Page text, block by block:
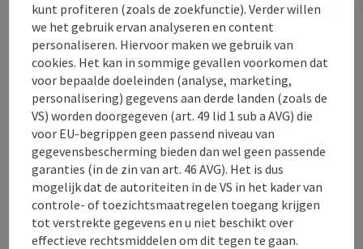
Openingstijden
Ligging
Toegankelijkheid
PDF aanmaken In de buurt
kunt profiteren (zoals de zoekfunctie). Verder willen
we het gebruik ervan analyseren en content
personaliseren. Hiervoor maken we gebruik van
cookies. Het kan in sommige gevallen voorkomen dat
voor bepaalde doeleinden (analyse, marketing,
personalisering) gegevens aan derde landen (zoals de
VS) worden doorgegeven (art. 49 lid 1 sub a AVG) die
voor EU-begrippen geen passend niveau van
gegevensbescherming bieden dan wel geen passende
garanties (in de zin van art. 46 AVG). Het is dus
mogelijk dat de autoriteiten in de VS in het kader van
controle- of toezichtsmaatregelen toegang krijgen
tot verstrekte gegevens en u niet beschikt over
effectieve rechtsmiddelen om dit tegen te gaan.